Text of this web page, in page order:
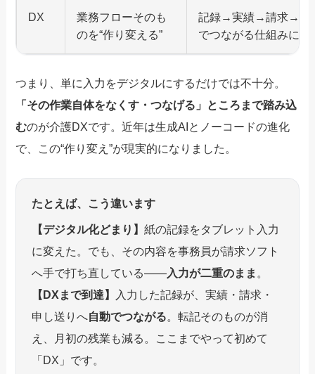
DX
業務フローそのも
のを“作り変える”
記録→実績→請求→共
でつながる仕組みにす
つまり、単に入力をデジタルにするだけでは不十分。
「その作業自体をなくす・つなげる」ところまで踏み込
むのが介護DXです。近年は生成AIとノーコードの進化
で、この“作り変え”が現実的になりました。
たとえば、こう違います
【デジタル化どまり】紙の記録をタブレット入力
に変えた。でも、その内容を事務員が請求ソフト
へ手で打ち直している——入力が二重のまま 。
【DXまで到達】
入力した記録が、実績・請求・
申し送りへ自動でつながる。転記そのものが消
え、月初の残業も減る。ここまでやって初めて
「DX」です。